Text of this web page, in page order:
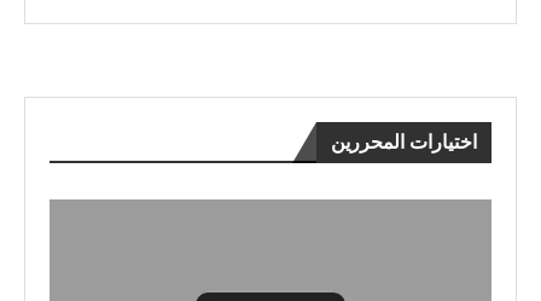
اختيارات المحررين